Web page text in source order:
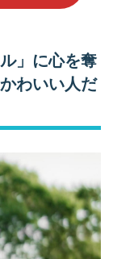
」に心を奪
わいい人だ